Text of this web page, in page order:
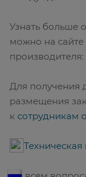
Узнать больше
можно на сайте
производителя:
Для получения
размещения
к сотрудникам